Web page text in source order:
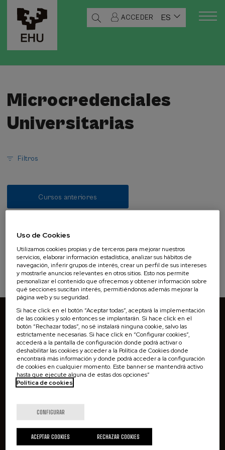
¿Qué estás buscando?
ACCEDER ES
Microcredenciales
Universitarias
Filtros
Cursos anteriores
Seleccione cualquier filtro y pulse Aplicar para ver los
resultados
Universidad del País Vasco / Euskal Herriko
Unibertsitatea EHU
Barrio Sarriena s/n
Uso de Cookies
Utilizamos cookies propias y de terceros para mejorar nuestros
servicios, elaborar información estadística, analizar sus hábitos de
navegación, inferir grupos de interés, crear un perfil de sus intereses
y mostrarle anuncios relevantes en otros sitios. Esto nos permite
personalizar el contenido que ofrecemos y obtener información sobre
qué secciones suscitan interés, permitiéndonos además mejorar la
página web y su seguridad.
Si hace click en el botón “Aceptar todas”, aceptará la implementación
de las cookies y solo entonces se implantarán. Si hace click en el
botón “Rechazar todas”, no sé instalará ninguna cookie, salvo las
estrictamente necesarias. Si hace click en “Configurar cookies”,
accederá a la pantalla de configuración donde podrá activar o
deshabilitar las cookies y acceder a la Política de Cookies donde
encontrará más información y donde podrá acceder a la configuración
de cookies en cualquier momento. Este banner se mantendrá activo
hasta que ejecute alguna de estas dos opciones”
Política de cookies
CONFIGURAR
RECHAZAR COOKIES
ACEPTAR COOKIES